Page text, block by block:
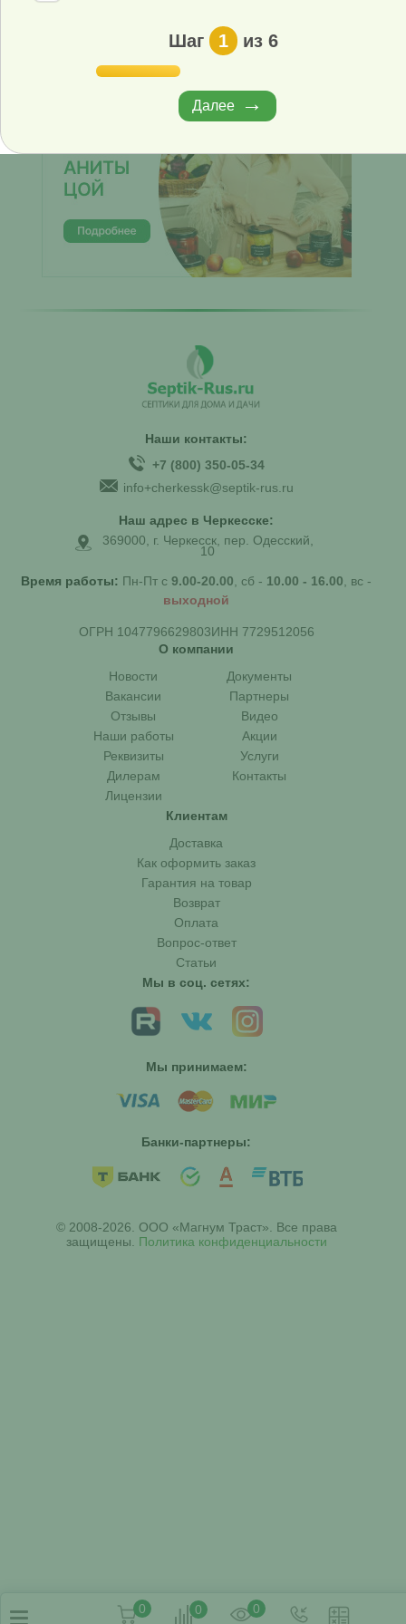
ЗАКАЗАТЬ ЗВОНОК
Наши контакты:
+7 (800) 350-05-34
info+cherkessk@septik-rus.ru
Наш адрес в Черкесске:
369000, г. Черкесск, пер. Одесский,
10
Время работы: Пн-Пт с 9.00-20.00 , сб - 10.00 - 16.00 , вс -
выходной
ОГРН 1047796629803ИНН 7729512056
О компании
Новости
Документы
Вакансии
Партнеры
Отзывы
Видео
Наши работы
Акции
Реквизиты
Услуги
Дилерам
Контакты
Лицензии
Клиентам
Доставка
Как оформить заказ
Гарантия на товар
Возврат
Оплата
Вопрос-ответ
Статьи
Мы в соц. сетях:
Мы принимаем:
Банки-партнеры:
© 2008-2026. ООО «Магнум Траст». Все права
защищены. Политика конфиденциальности
0 0 0
Шаг 1 из 6
Далее